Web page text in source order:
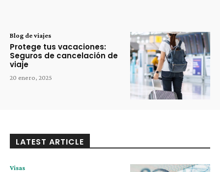
Blog de viajes
Protege tus vacaciones:
Seguros de cancelación de
viaje
20 enero, 2025
LATEST ARTICLE
Visas